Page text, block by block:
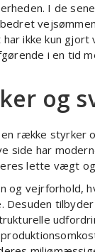
I de
ikke kun
i en tid
og
række styrker
side har
lette vægt
og vejrforhold,